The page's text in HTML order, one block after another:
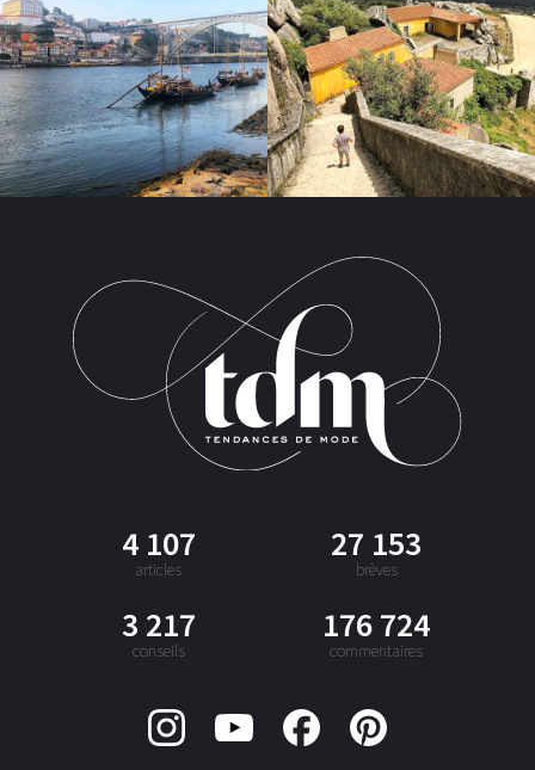
4 107
articles
27 153
brèves
3 217
conseils
176 724
commentaires